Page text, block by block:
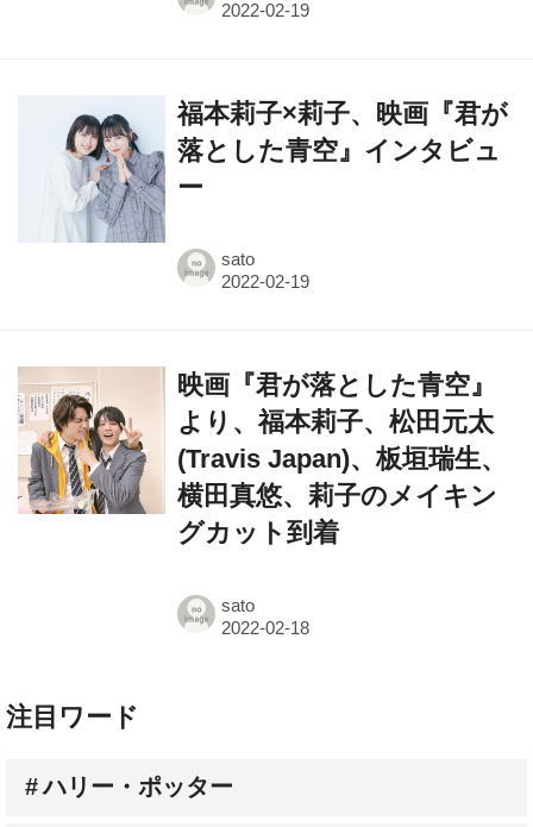
落とした青空』インタビュ
ー
より、福本莉子、松田元太
(Travis Japan)、板垣瑞生、
横田真悠、莉子のメイキン
グカット到着
sato
ハリー・ポッター
配信スケジュール